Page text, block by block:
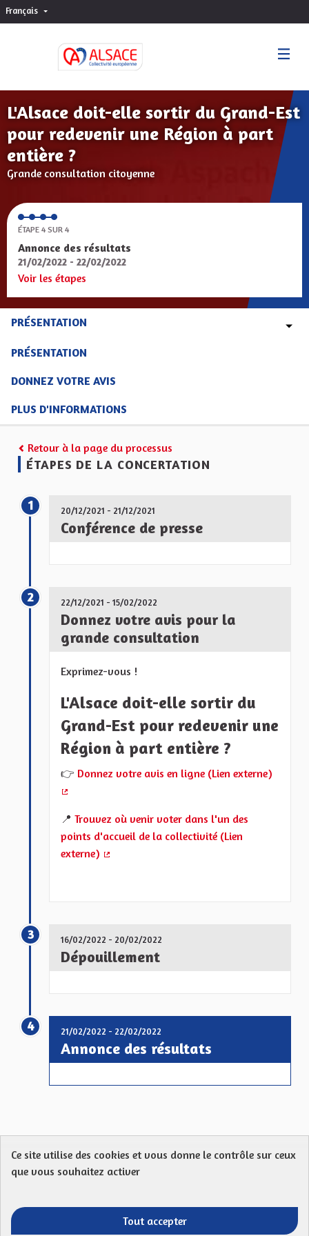
Français Choisir la langue
L'Alsace doit-elle sortir du Grand-Est
pour redevenir une Région à part
entière ?
Grande consultation citoyenne
ÉTAPE 4 SUR 4
Annonce des résultats
21/02/2022 - 22/02/2022
Voir les étapes
PRÉSENTATION
PRÉSENTATION
DONNEZ VOTRE AVIS
PLUS D'INFORMATIONS
Retour à la page du processus
ÉTAPES DE LA CONCERTATION
1 20/12/2021 - 21/12/2021
Conférence de presse
2 22/12/2021 - 15/02/2022
Donnez votre avis pour la
grande consultation
Exprimez-vous !
L'Alsace doit-elle sortir du
Grand-Est pour redevenir une
Région à part entière ?
👉 Donnez votre avis en ligne (Lien externe)
📍 Trouvez où venir voter dans l'un des
points d'accueil de la collectivité (Lien
externe)
3 16/02/2022 - 20/02/2022
Dépouillement
4 21/02/2022 - 22/02/2022
Annonce des résultats
Protection des Données
Télécharger les fichiers Open Data
Ce site utilise des cookies et vous donne le contrôle sur ceux
que vous souhaitez activer
Tout accepter